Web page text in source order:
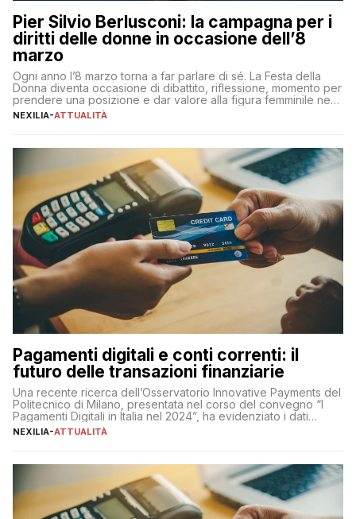
Pier Silvio Berlusconi: la campagna per i
diritti delle donne in occasione dell’8
marzo
Ogni anno l’8 marzo torna a far parlare di sé. La Festa della
Donna diventa occasione di dibattito, riflessione, momento per
prendere una posizione e dar valore alla figura femminile nella
sua complessità e crucialità. A lanciare un messaggio “forte e
NEXILIA-ATTUALITÀ
Pagamenti digitali e conti correnti: il
futuro delle transazioni finanziarie
Una recente ricerca dell’Osservatorio Innovative Payments del
Politecnico di Milano, presentata nel corso del convegno “I
Pagamenti Digitali in Italia nel 2024”, ha evidenziato i dati
definitivi del primo semestre 2024 relativamente alle
NEXILIA-ATTUALITÀ